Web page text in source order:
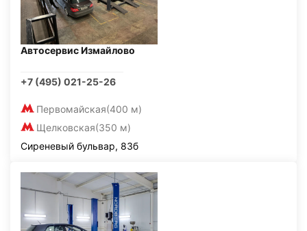
Автосервис Измайлово
+7 (495) 021-25-26
Первомайская(400 м)
Щелковская(350 м)
Сиреневый бульвар, 83б